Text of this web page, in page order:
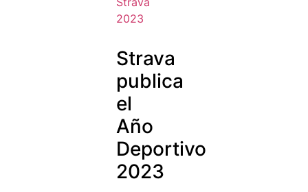
Strava
publica
el
Año
Deportivo
2023